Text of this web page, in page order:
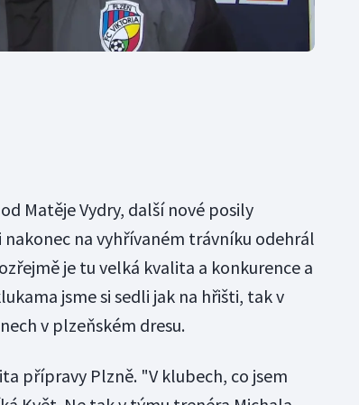
Matěje Vydry, další nové posily
na vyhřívaném trávníku odehrál
je tu velká kvalita a konkurence a
jsme si sedli jak na hřišti, tak v
v plzeňském dresu.
přípravy Plzně. "V klubech, co jsem